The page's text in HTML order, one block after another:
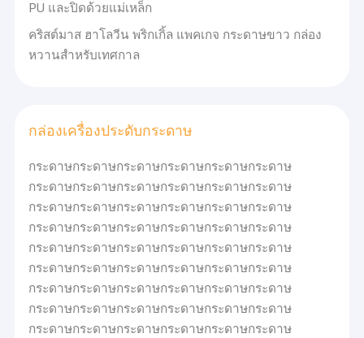
บ้าน
สินค้า
PU และปิดด้วยแม่เหล็ก
คริสต์มาส ฮาโลวีน พริกเกิ้ล แพคเกจ กระดาษขาว กล่อง
หวานสําหรับเทศกาล
กล่องเครื่องประดับกระดาษ
กระดาษกระดาษกระดาษกระดาษกระดาษกระดาษ
กระดาษกระดาษกระดาษกระดาษกระดาษกระดาษ
กระดาษกระดาษกระดาษกระดาษกระดาษกระดาษ
กระดาษกระดาษกระดาษกระดาษกระดาษกระดาษ
กระดาษกระดาษกระดาษกระดาษกระดาษกระดาษ
กระดาษกระดาษกระดาษกระดาษกระดาษกระดาษ
กระดาษกระดาษกระดาษกระดาษกระดาษกระดาษ
กระดาษกระดาษกระดาษกระดาษกระดาษกระดาษ
กระดาษกระดาษกระดาษกระดาษกระดาษกระดาษ
บริษัท โดงกวาน บอยอัน แพคเกจ จํากัด